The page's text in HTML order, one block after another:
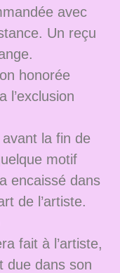
avec
Un reçu
honorée
l’exclusion
la fin de
motif
encaissé dans
de l’artiste.
fait à l’artiste,
due dans son